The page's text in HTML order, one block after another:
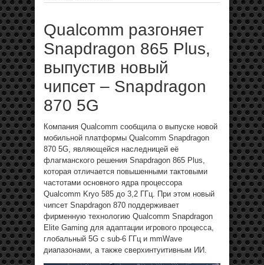
Qualcomm разгоняет
Snapdragon 865 Plus,
выпустив новый
чипсет – Snapdragon
870 5G
Компания Qualcomm сообщила о выпуске новой
мобильной платформы Qualcomm Snapdragon
870 5G, являющейся наследницей её
флагманского решения Snapdragon 865 Plus,
которая отличается повышенными тактовыми
частотами основного ядра процессора
Qualcomm Kryo 585 до 3,2 ГГц. При этом новый
чипсет Snapdragon 870 поддерживает
фирменную технологию Qualcomm Snapdragon
Elite Gaming для адаптации игрового процесса,
глобальный 5G с sub-6 ГГц и mmWave
диапазонами, а также сверхинтуитивным ИИ.